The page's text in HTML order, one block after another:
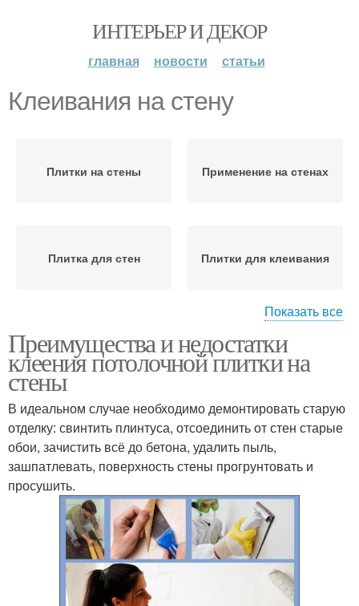
ИНТЕРЬЕР И ДЕКОР
главная новости статьи
Клеивания на стену
Плитки на стены Применение на стенах
Плитка для стен Плитки для клеивания
Плитки на стену Пузыри при клеивании
Показать все
Преимущества и недостатки
клеения потолочной плитки на
стены
В идеальном случае необходимо демонтировать старую
отделку: свинтить плинтуса, отсоединить от стен старые
обои, зачистить всё до бетона, удалить пыль,
зашпатлевать, поверхность стены прогрунтовать и
просушить.